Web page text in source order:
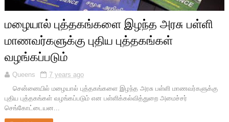
மழையால் புத்தகங்களை இழந்த அரசு பள்ளி
மாணவர்களுக்கு புதிய புத்தகங்கள்
வழங்கப்படும்
Queens
7 years ago
சென்னையில் மழையால் புத்தகங்களை இழந்த அரசு பள்ளி மாணவர்களுக்கு
புதிய புத்தகங்கள் வழங்கப்படும் என பள்ளிக்கல்வித்துறை அமைச்சர்
செங்கோட்டையன...